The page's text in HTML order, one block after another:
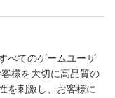
べてのゲームユーザ
様を大切に高品質の
を刺激し、お客様に